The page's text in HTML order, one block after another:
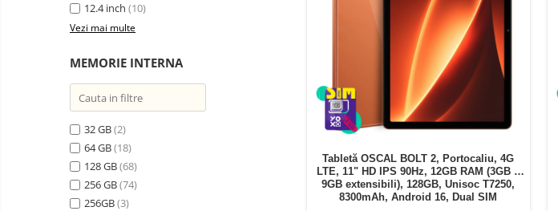
Cititoare Cod Bare
Power station - Stații de
Panouri solare portabile
electrice
Media player cu Android
Accesorii
12.4 inch (10)
Vezi mai multe
MEMORIE INTERNA
32 GB(2)
64 GB(18)
128 GB(68)
256 GB(74)
256GB(3)
Tabletă OSCAL BOLT 2, Portocaliu, 4G
LTE, 11" HD IPS 90Hz, 12GB RAM (3GB +
9GB extensibili), 128GB, Unisoc T7250,
8300mAh, Android 16, Dual SIM